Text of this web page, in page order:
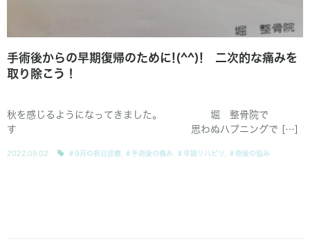
手術後からの早期復帰のために!(^^)! 二次的な痛みを
取り除こう！
秋を感じるようになってきました。 堀 整骨院で
す 思わぬハプニングで […]
2022.09.02 ＃9月の祝日診療 ＃手術後の痛み ＃早期リハビリ ＃術後の悩み